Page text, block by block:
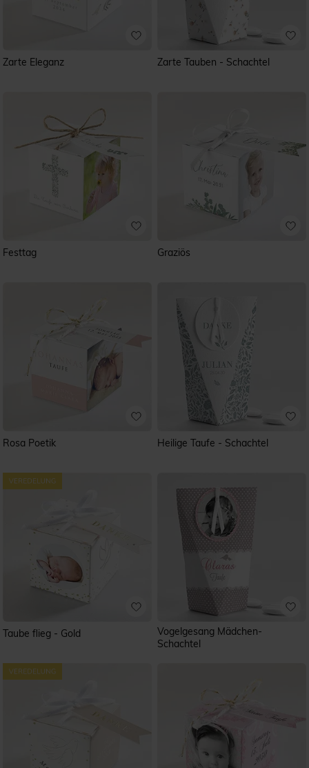
Zarte Eleganz Zarte Tauben - Schachtel
Festtag Graziös
Rosa Poetik Heilige Taufe - Schachtel
Taube flieg - Gold
Vogelgesang Mädchen-
Schachtel